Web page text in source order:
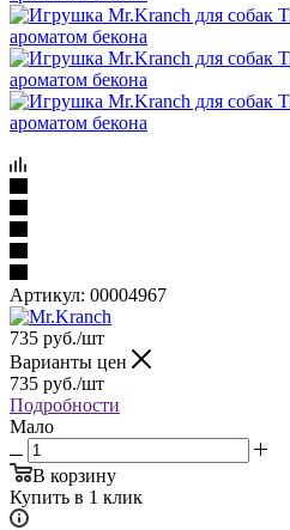
Артикул: 00004967
735 руб./шт
Варианты цен
735 руб./шт
Подробности
Мало
В корзину
Купить в 1 клик